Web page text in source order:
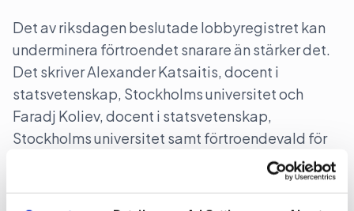
Det av riksdagen beslutade lobbyregistret kan
underminera förtroendet snarare än stärker det.
Det skriver Alexander Katsaitis, docent i
statsvetenskap, Stockholms universitet och
Faradj Koliev, docent i statsvetenskap,
Stockholms universitet samt förtroendevald för
Socialdemokraterna i Solna på DN Debatt.
Bransch Lobbying